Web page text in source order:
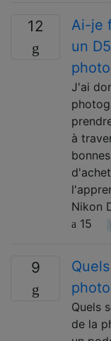
12
Ai-je
un
J'ai
à
Nikon
15
9
Quels
de la